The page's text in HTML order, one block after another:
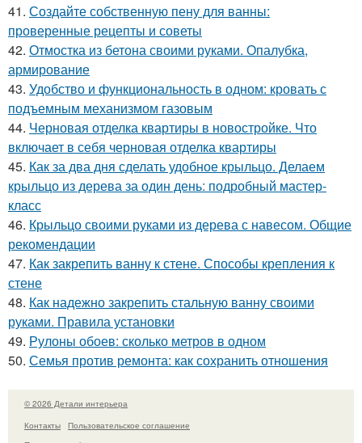
41. Создайте собственную пену для ванны:
проверенные рецепты и советы
42. Отмостка из бетона своими руками. Опалубка,
армирование
43. Удобство и функциональность в одном: кровать с
подъемным механизмом газовым
44. Черновая отделка квартиры в новостройке. Что
включает в себя черновая отделка квартиры
45. Как за два дня сделать удобное крыльцо. Делаем
крыльцо из дерева за один день: подробный мастер-
класс
46. Крыльцо своими руками из дерева с навесом. Общие
рекомендации
47. Как закрепить ванну к стене. Способы крепления к
стене
48. Как надежно закрепить стальную ванну своими
руками. Правила установки
49. Рулоны обоев: сколько метров в одном
50. Семья против ремонта: как сохранить отношения
© 2026 Детали интерьера
Контакты
Пользовательское соглашение